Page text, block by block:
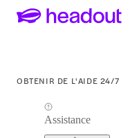
OBTENIR DE L'AIDE 24/7
Assistance